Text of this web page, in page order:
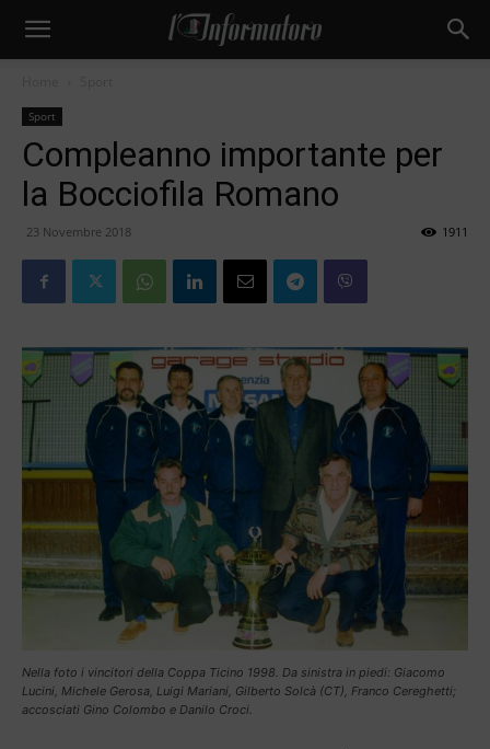
Sport
Compleanno importante per
la Bocciofila Romano
23 Novembre 2018 1911
Nella foto i vincitori della Coppa Ticino 1998. Da sinistra in piedi: Giacomo
Lucini, Michele Gerosa, Luigi Mariani, Gilberto Solcà (CT), Franco Cereghetti;
accosciati Gino Colombo e Danilo Croci.